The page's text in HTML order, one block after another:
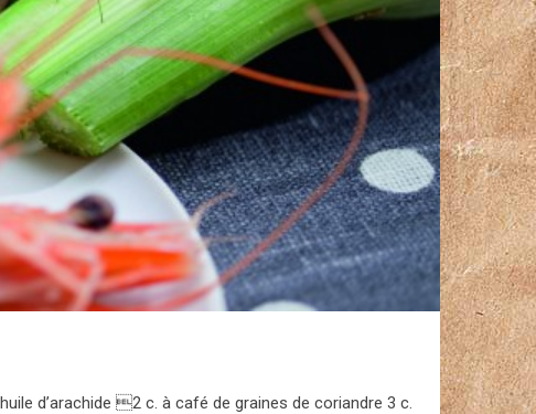
d’arachide 2 c. à café de graines de coriandre 3 c.